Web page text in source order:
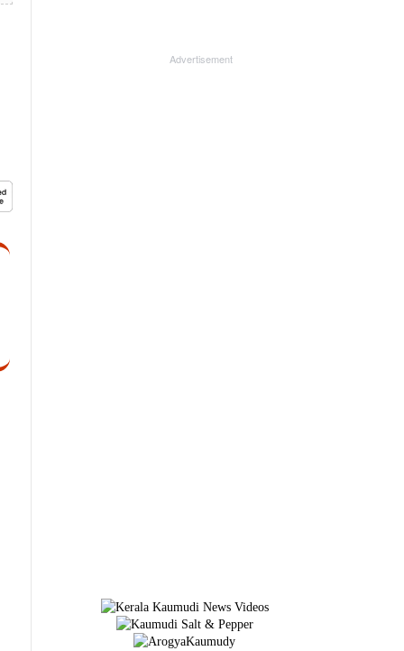
Advertisement